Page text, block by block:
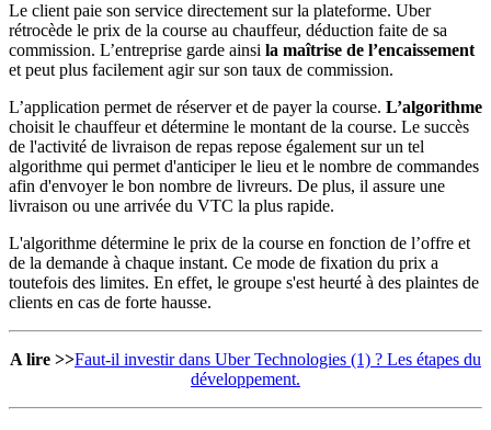
Le client paie son service directement sur la plateforme. Uber
rétrocède le prix de la course au chauffeur, déduction faite de sa
commission. L’entreprise garde ainsi la maîtrise de l’encaissement
et peut plus facilement agir sur son taux de commission.
L’application permet de réserver et de payer la course. L’algorithme
choisit le chauffeur et détermine le montant de la course. Le succès
de l'activité de livraison de repas repose également sur un tel
algorithme qui permet d'anticiper le lieu et le nombre de commandes
afin d'envoyer le bon nombre de livreurs. De plus, il assure une
livraison ou une arrivée du VTC la plus rapide.
L'algorithme détermine le prix de la course en fonction de l’offre et
de la demande à chaque instant. Ce mode de fixation du prix a
toutefois des limites. En effet, le groupe s'est heurté à des plaintes de
clients en cas de forte hausse.
A lire >>Faut-il investir dans Uber Technologies (1) ? Les étapes du
développement.